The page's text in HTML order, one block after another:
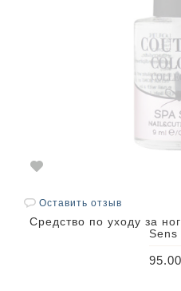
Оставить отзыв
Средство по уходу за